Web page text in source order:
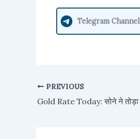
Telegram Channel
PREVIOUS